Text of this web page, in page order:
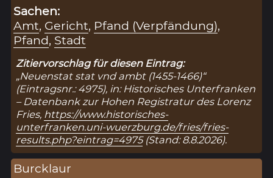
Sachen:
Amt, Gericht, Pfand (Verpfändung),
Pfand, Stadt
Zitiervorschlag für diesen Eintrag:
„Neuenstat stat vnd ambt (1455-1466)“
(Eintragsnr.: 4975), in: Historisches Unterfranken
– Datenbank zur Hohen Registratur des Lorenz
Fries, https://www.historisches-
unterfranken.uni-wuerzburg.de/fries/fries-
results.php?eintrag=4975(Stand: 8.8.2026).
Burcklaur